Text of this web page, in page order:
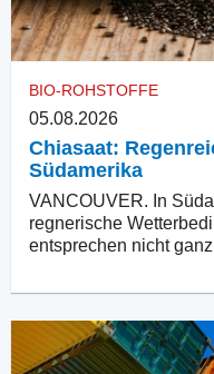
BIO-ROHSTOFFE
05.08.2026
Chiasaat:
Südamerika
VANCOUVER. In
regnerische
entsprechen nicht